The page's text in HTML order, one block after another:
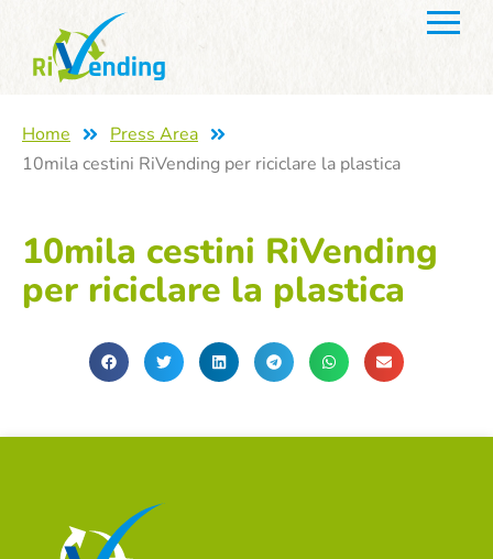
Home
Press Area
10mila cestini RiVending per riciclare la plastica
10mila cestini RiVending
per riciclare la plastica